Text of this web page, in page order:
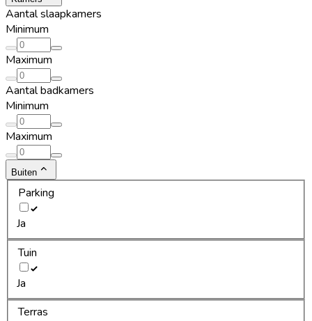
Aantal slaapkamers
Minimum
Maximum
Aantal badkamers
Minimum
Maximum
Buiten
Parking
Ja
Tuin
Ja
Terras